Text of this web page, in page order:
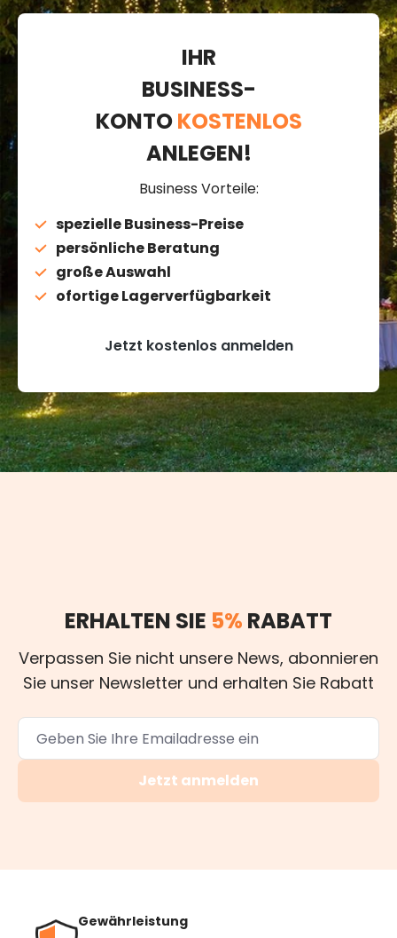
IHR
BUSINESS-
KONTOKOSTENLOS
ANLEGEN!
Business Vorteile:
spezielle Business-Preise
persönliche Beratung
große Auswahl
ofortige Lagerverfügbarkeit
Jetzt kostenlos anmelden
ERHALTEN SIE 5% RABATT
Verpassen Sie nicht unsere News, abonnieren
Sie unser Newsletter und erhalten Sie Rabatt
Jetzt anmelden
Gewährleistung